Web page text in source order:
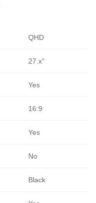
QHD
27.x"
Yes
16:9
Yes
No
Black